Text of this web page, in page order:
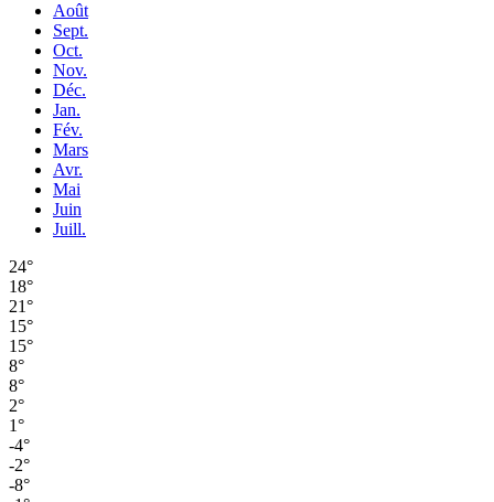
Août
Sept.
Oct.
Nov.
Déc.
Jan.
Fév.
Mars
Avr.
Mai
Juin
Juill.
24°
18°
21°
15°
15°
8°
8°
2°
1°
-4°
-2°
-8°